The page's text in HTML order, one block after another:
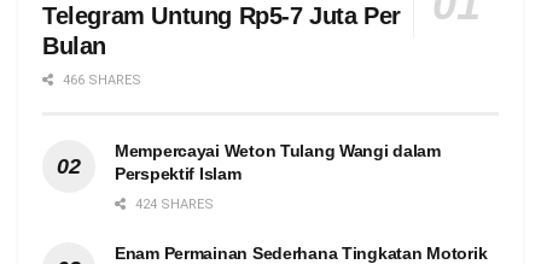
Telegram Untung Rp5-7 Juta Per
Bulan
466 SHARES
Mempercayai Weton Tulang Wangi dalam
Perspektif Islam
424 SHARES
Enam Permainan Sederhana Tingkatan Motorik